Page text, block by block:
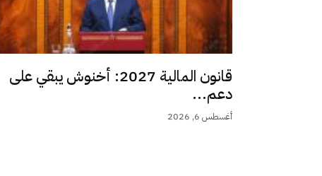
قانون المالية 2027: أخنوش يبقي على
دعم...
أغسطس 6, 2026